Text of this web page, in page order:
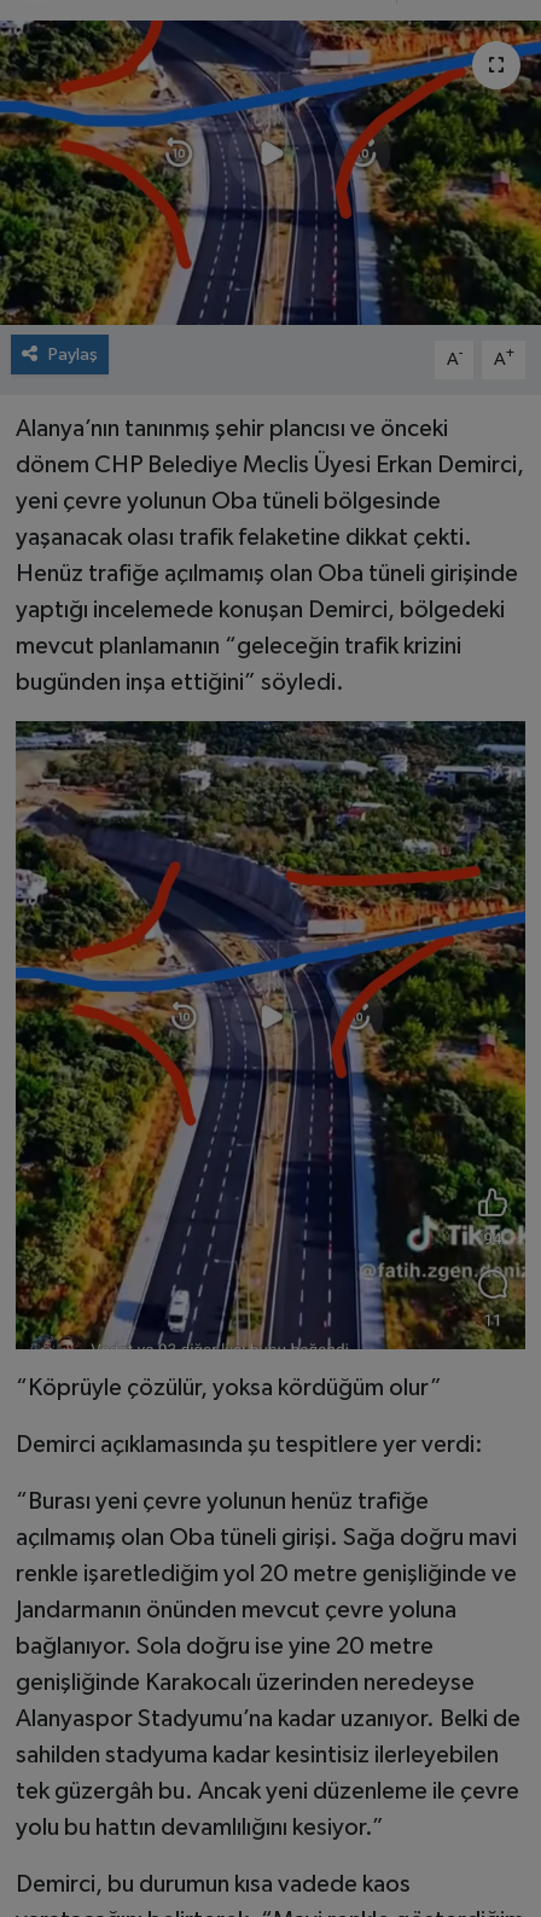
Paylaş A- A+
Alanya’nın tanınmış şehir plancısı ve önceki
dönem CHP Belediye Meclis Üyesi Erkan Demirci,
yeni çevre yolunun Oba tüneli bölgesinde
yaşanacak olası trafik felaketine dikkat çekti.
Henüz trafiğe açılmamış olan Oba tüneli girişinde
yaptığı incelemede konuşan Demirci, bölgedeki
mevcut planlamanın “geleceğin trafik krizini
bugünden inşa ettiğini” söyledi.
“Köprüyle çözülür, yoksa kördüğüm olur”
Demirci açıklamasında şu tespitlere yer verdi:
“Burası yeni çevre yolunun henüz trafiğe
açılmamış olan Oba tüneli girişi. Sağa doğru mavi
renkle işaretlediğim yol 20 metre genişliğinde ve
Jandarmanın önünden mevcut çevre yoluna
bağlanıyor. Sola doğru ise yine 20 metre
genişliğinde Karakocalı üzerinden neredeyse
Alanyaspor Stadyumu’na kadar uzanıyor. Belki de
sahilden stadyuma kadar kesintisiz ilerleyebilen
tek güzergâh bu. Ancak yeni düzenleme ile çevre
yolu bu hattın devamlılığını kesiyor.”
Demirci, bu durumun kısa vadede kaos